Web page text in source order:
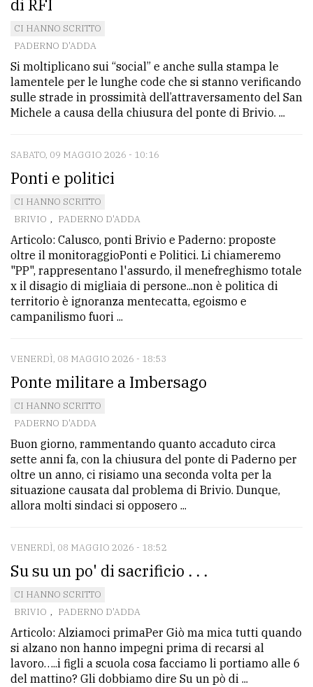
di RFI
CI HANNO SCRITTO
PADERNO D'ADDA
Si moltiplicano sui “social” e anche sulla stampa le
lamentele per le lunghe code che si stanno verificando
sulle strade in prossimità dell’attraversamento del San
Michele a causa della chiusura del ponte di Brivio. ...
SABATO, 09 MAGGIO 2026 - 10:16
Ponti e politici
CI HANNO SCRITTO
BRIVIO , PADERNO D'ADDA
Articolo: Calusco, ponti Brivio e Paderno: proposte
oltre il monitoraggioPonti e Politici. Li chiameremo
"PP", rappresentano l'assurdo, il menefreghismo totale
x il disagio di migliaia di persone...non è politica di
territorio è ignoranza mentecatta, egoismo e
campanilismo fuori ...
VENERDÌ, 08 MAGGIO 2026 - 18:53
Ponte militare a Imbersago
CI HANNO SCRITTO
PADERNO D'ADDA
Buon giorno, rammentando quanto accaduto circa
sette anni fa, con la chiusura del ponte di Paderno per
oltre un anno, ci risiamo una seconda volta per la
situazione causata dal problema di Brivio. Dunque,
allora molti sindaci si opposero ...
VENERDÌ, 08 MAGGIO 2026 - 18:52
Su su un po' di sacrificio . . .
CI HANNO SCRITTO
BRIVIO , PADERNO D'ADDA
Articolo: Alziamoci primaPer Giò ma mica tutti quando
si alzano non hanno impegni prima di recarsi al
lavoro…..i figli a scuola cosa facciamo li portiamo alle 6
del mattino? Gli dobbiamo dire Su un pò di ...